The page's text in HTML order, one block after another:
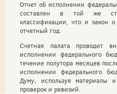
Отчет об исполнении
составлен в той же
классификации, что и закон
отчетный год.
Счетная палата проводит
исполнении федерального
течение полутора месяцев
исполнении федерального
Думу, используя материалы
проверок и ревизий.